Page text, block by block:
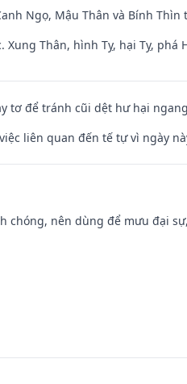
Ngọ, Mậu Thân và Bính Thìn
Thân, hình Tỵ, hại Tỵ, phá
tơ để tránh cũi dệt hư hại ngang
liên quan đến tế tự vì ngày
nên dùng để mưu đại